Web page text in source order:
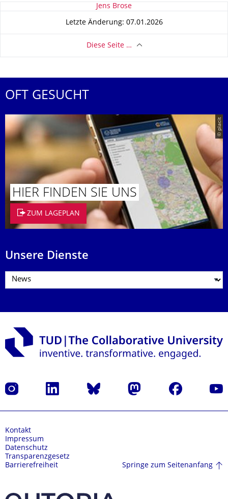
Zu dieser Seite Jens Brose
Letzte Änderung: 07.01.2026
Diese Seite …
OFT GESUCHT
© placit
HIER FINDEN SIE UNS
ZUM LAGEPLAN
Unsere Dienste
Instagram LinkedIn Bluesky Mastodon Facebook
Kontakt
Impressum
Datenschutz
Transparenzgesetz
Barrierefreiheit
Springe zum Seitenanfang